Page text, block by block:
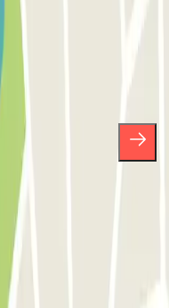
y entérate
muchas
Privacidad para recibir
Sin ningún compromiso,
misma newsletter.